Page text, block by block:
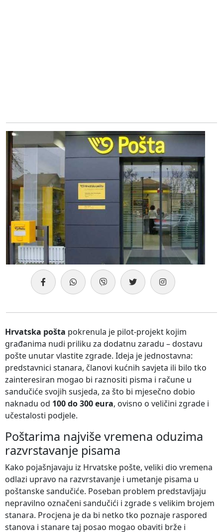
Hrvatska pošta pokrenula je pilot-projekt kojim
građanima nudi priliku za dodatnu zaradu – dostavu
pošte unutar vlastite zgrade. Ideja je jednostavna:
predstavnici stanara, članovi kućnih savjeta ili bilo tko
zainteresiran mogao bi raznositi pisma i račune u
sandučiće svojih susjeda, za što bi mjesečno dobio
naknadu od 100 do 300 eura, ovisno o veličini zgrade i
učestalosti podjele.
Poštarima najviše vremena oduzima
razvrstavanje pisama
Kako pojašnjavaju iz Hrvatske pošte, veliki dio vremena
odlazi upravo na razvrstavanje i umetanje pisama u
poštanske sandučiće. Poseban problem predstavljaju
nepravilno označeni sandučići i zgrade s velikim brojem
stanara. Procjena je da bi netko tko poznaje raspored
stanova i stanare taj posao mogao obaviti brže i